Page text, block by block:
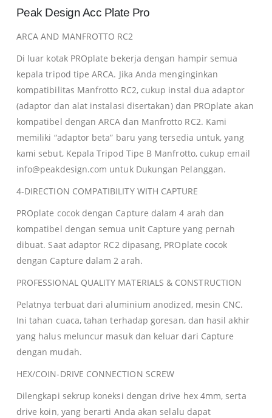
Peak Design Acc Plate Pro
ARCA AND MANFROTTO RC2
Di luar kotak PROplate bekerja dengan hampir semua
kepala tripod tipe ARCA. Jika Anda menginginkan
kompatibilitas Manfrotto RC2, cukup instal dua adaptor
(adaptor dan alat instalasi disertakan) dan PROplate akan
kompatibel dengan ARCA dan Manfrotto RC2. Kami
memiliki “adaptor beta” baru yang tersedia untuk, yang
kami sebut, Kepala Tripod Tipe B Manfrotto, cukup email
info@peakdesign.com untuk Dukungan Pelanggan.
4-DIRECTION COMPATIBILITY WITH CAPTURE
PROplate cocok dengan Capture dalam 4 arah dan
kompatibel dengan semua unit Capture yang pernah
dibuat. Saat adaptor RC2 dipasang, PROplate cocok
dengan Capture dalam 2 arah.
PROFESSIONAL QUALITY MATERIALS & CONSTRUCTION
Pelatnya terbuat dari aluminium anodized, mesin CNC.
Ini tahan cuaca, tahan terhadap goresan, dan hasil akhir
yang halus meluncur masuk dan keluar dari Capture
dengan mudah.
HEX/COIN-DRIVE CONNECTION SCREW
Dilengkapi sekrup koneksi dengan drive hex 4mm, serta
drive koin, yang berarti Anda akan selalu dapat